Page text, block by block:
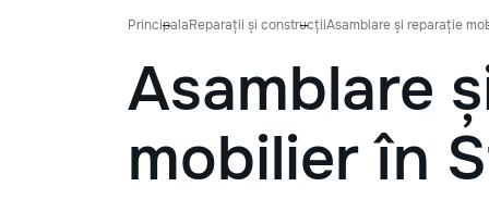
PrincipalaReparații și construcțiiAsamblare și reparație
Asamblare
mobilier în